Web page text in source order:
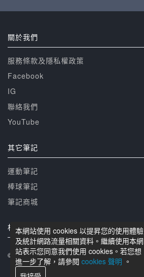
本網站使用 cookies 以提昇您的使用體驗
及統計網路流量相關資料。繼續使用本網
站表示您同意我們使用 cookies。若您想
進一步了解，請參閱 cookies 聲明 。
關於我們
服務條款及隱私權政策
Facebook
IG
聯絡我們
YouTube
其它筆記
運動筆記
棒球筆記
筆記商城
相關網站
© 籃球筆記 版權所有